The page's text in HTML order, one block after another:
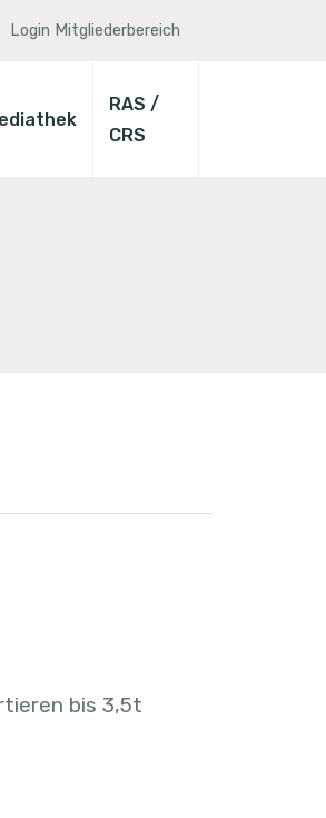
Login Mitgliederbereich
RAS /
CRS
bis 3,5t